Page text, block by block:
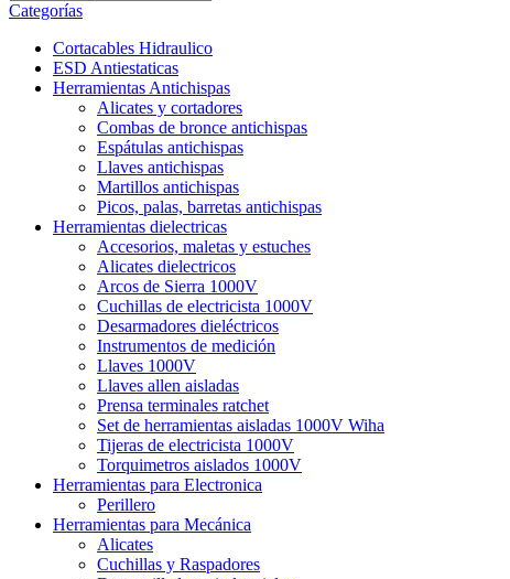
Categorías
Cortacables Hidraulico
ESD Antiestaticas
Herramientas Antichispas
Alicates y cortadores
Combas de bronce antichispas
Espátulas antichispas
Llaves antichispas
Martillos antichispas
Picos, palas, barretas antichispas
Herramientas dielectricas
Accesorios, maletas y estuches
Alicates dielectricos
Arcos de Sierra 1000V
Cuchillas de electricista 1000V
Desarmadores dieléctricos
Instrumentos de medición
Llaves 1000V
Llaves allen aisladas
Prensa terminales ratchet
Set de herramientas aisladas 1000V Wiha
Tijeras de electricista 1000V
Torquimetros aislados 1000V
Herramientas para Electronica
Perillero
Herramientas para Mecánica
Alicates
Cuchillas y Raspadores